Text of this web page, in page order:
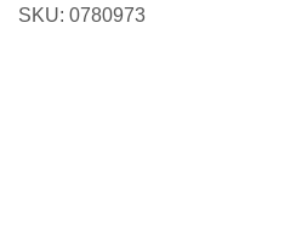
SKU: 0780973